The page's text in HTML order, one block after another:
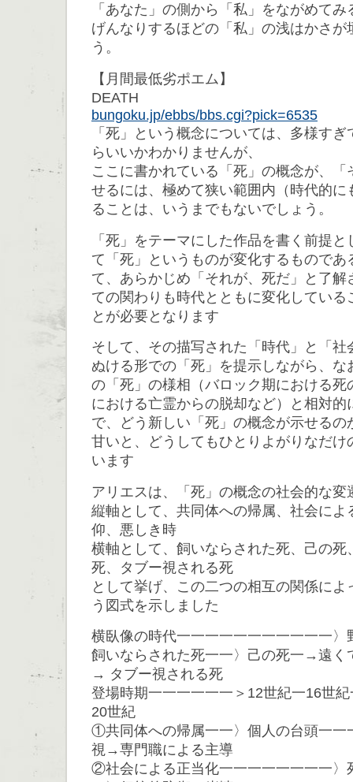
「あなた」の側から「私」をながめて
げんなりするほどの「私」の浅はかさが
う。
【月間最低劣ポエム】
DEATH
bungoku.jp/ebbs/bbs.cgi?pick=6535
「死」という概念については、多様す
らいいかわかりませんが、
ここに書かれている「死」の概念が、
せるには、極めて狭い範囲内（時代的に
ることは、いうまでもないでしょう。
「死」をテーマにした作品を書く前提
て「死」というものが変化するものであ
て、あらかじめ「それが、死だ」と了解
ての関わりも時代とともに変化している
とが必要となります
そして、その描写された「時代」と「社
ぬける形での「死」を提示しながら、な
の「死」の様相（バロック期における死
における亡霊からの脱却など）と相対的
で、どう新しい「死」の概念が示せるの
甘いと、どうしてもひとりよがりなだけ
います
アリエスは、「死」の概念の社会的な変
縦軸として、共同体への帰属、社会によ
仰、悪しき時
横軸として、飼いならされた死、己の死
死、タブー視される死
として挙げ、この二つの相互の関係に
う図式を示しました
横臥像の時代一一一一一一一一一一一〉
飼いならされた死一一〉己の死一→遠
→ タブー視される死
登場時期一一一一一一＞12世紀一16
20世紀
①共同体への帰属一一〉個人の台頭一一
視→専門職による主導
②社会による正当化一一一一一一一一〉